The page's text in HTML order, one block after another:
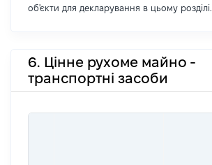
об'єкти для декларування в цьому розділі.
6. Цінне рухоме майно -
транспортні засоби